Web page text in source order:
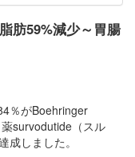
肪59%減少～胃腸
％がBoehringer
survodutide（スル
成しました。